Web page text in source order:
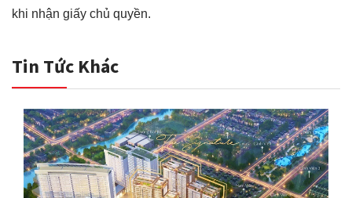
khi nhận giấy chủ quyền.
Tin Tức Khác